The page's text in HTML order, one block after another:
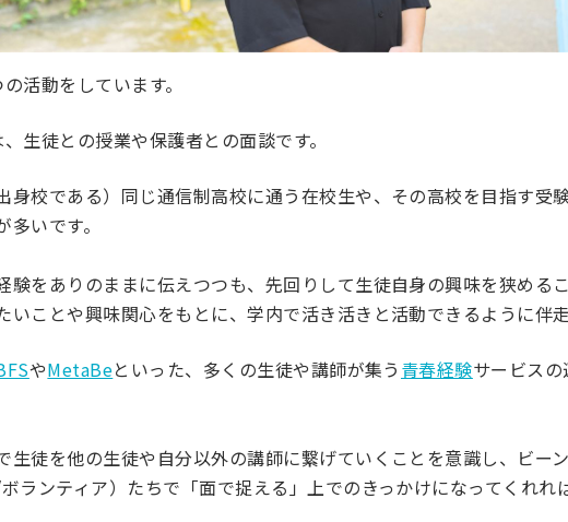
活動をしています。
生徒との授業や保護者との面談です。
身校である）同じ通信制高校に通う在校生や、その高校を目指す受
多いです。
験をありのままに伝えつつも、先回りして生徒自身の興味を狭める
いことや興味関心をもとに、学内で活き活きと活動できるように伴走
やMetaBeといった、多くの生徒や講師が集う 青春経験サービス
生徒を他の生徒や自分以外の講師に繋げていくことを意識し、ビー
/ボランティア）たちで「面で捉える」上でのきっかけになってくれれ